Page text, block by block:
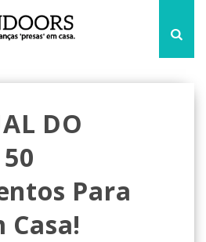
DO
Para
Casa!